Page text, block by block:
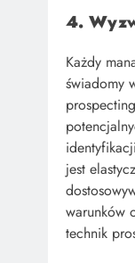
4.
Każdy
świadomy
jest
warunków
technik